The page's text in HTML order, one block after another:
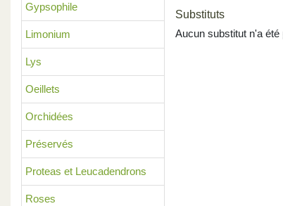
Gypsophile
Limonium
Lys
Oeillets
Orchidées
Préservés
Proteas et Leucadendrons
Roses
Substituts
Aucun substitut n'a été